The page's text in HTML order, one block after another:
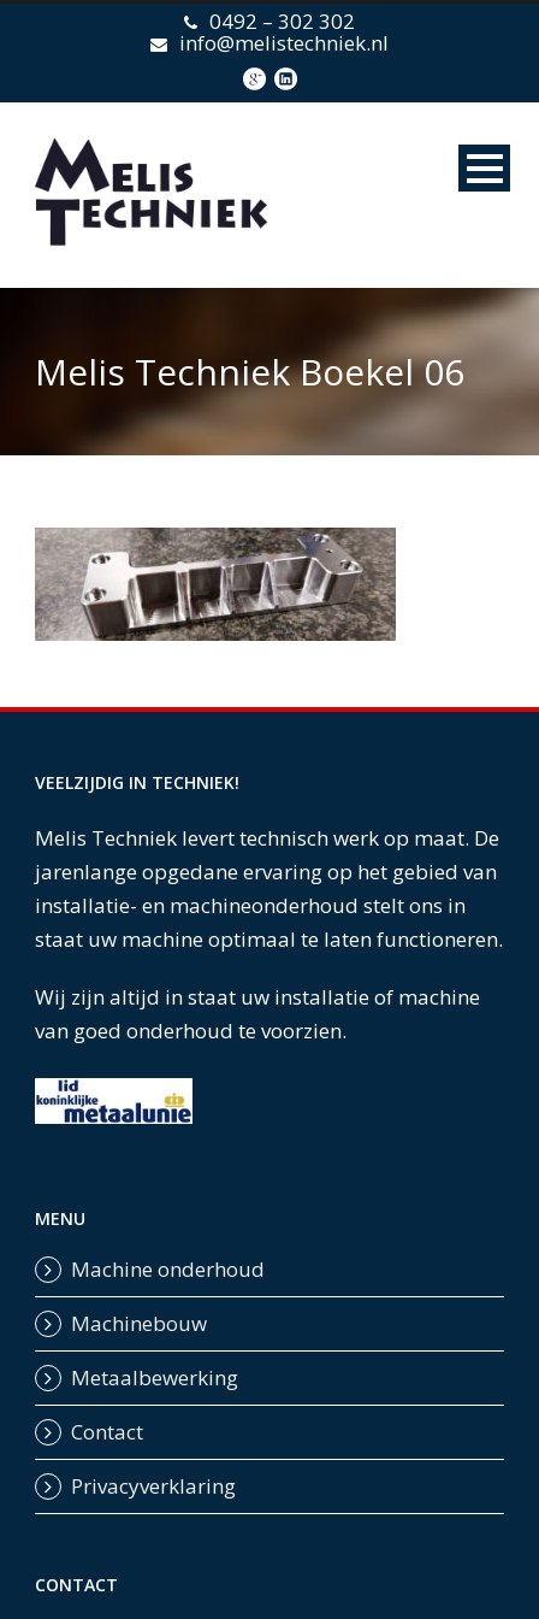
0492 – 302 302
info@melistechniek.nl
Melis Techniek Boekel 06
VEELZIJDIG IN TECHNIEK!
Melis Techniek levert technisch werk op maat. De
jarenlange opgedane ervaring op het gebied van
installatie- en machineonderhoud stelt ons in
staat uw machine optimaal te laten functioneren.
Wij zijn altijd in staat uw installatie of machine
van goed onderhoud te voorzien.
MENU
Machine onderhoud
Machinebouw
Metaalbewerking
Contact
Privacyverklaring
CONTACT